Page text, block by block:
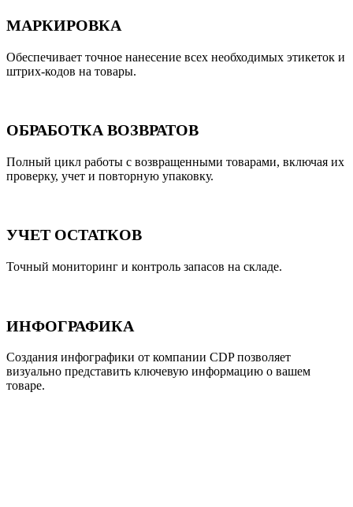
МАРКИРОВКА
Обеспечивает точное нанесение всех необходимых этикеток и
штрих-кодов на товары.
ОБРАБОТКА ВОЗВРАТОВ
Полный цикл работы с возвращенными товарами, включая их
проверку, учет и повторную упаковку.
УЧЕТ ОСТАТКОВ
Точный мониторинг и контроль запасов на складе.
ИНФОГРАФИКА
Создания инфографики от компании CDP позволяет
визуально представить ключевую информацию о вашем
товаре.